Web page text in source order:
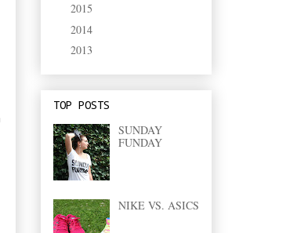
2015
2014
2013
TOP POSTS
SUNDAY
FUNDAY
NIKE VS. ASICS